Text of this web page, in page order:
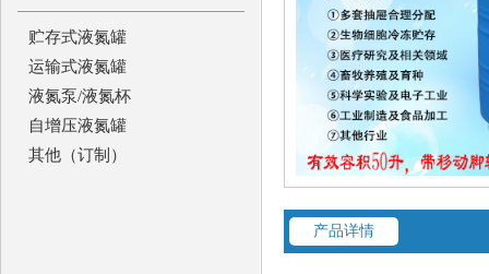
贮存式液氮罐
运输式液氮罐
液氮泵/液氮杯
自增压液氮罐
其他（订制）
产品详情